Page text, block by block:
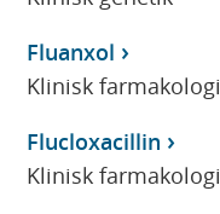
Fluanxol
Klinisk farmakologi
Flucloxacillin
Klinisk farmakologi